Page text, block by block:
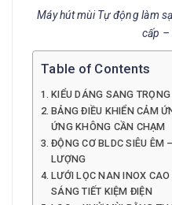
Máy hút mùi Tự động làm
cấp –
Table of Contents
KIỂU DÁNG SANG
BẢNG ĐIỀU KHIỂN CẢM
ỨNG KHÔNG CẦN CHẠM
ĐỘNG CƠ BLDC SIÊU ÊM
LƯỢNG
LƯỚI LỌC NAN INOX
SÁNG TIẾT KIỆM ĐIỆN